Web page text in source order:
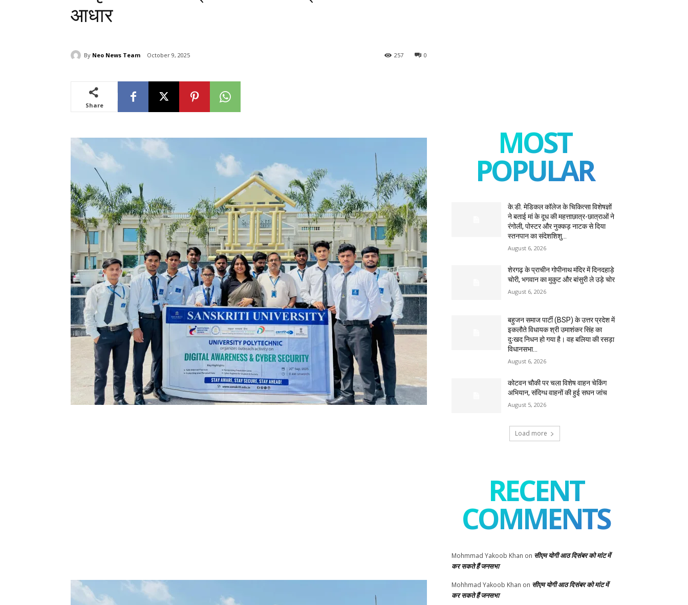
आधार
By Neo News Team October 9, 2025 0
257
Share
MOST
POPULAR
के.डी. मेडिकल कॉलेज के चिकित्सा विशेषज्ञों
ने बताई मां के दूध की महत्ताछात्र-छात्राओं ने
रंगोली, पोस्टर और नुक्कड़ नाटक से दिया
स्तनपान का संदेशशिशु...
August 6, 2026
शेरगढ़ के प्राचीन गोपीनाथ मंदिर में दिनदहाड़े
चोरी, भगवान का मुकुट और बांसुरी ले उड़े चोर
August 6, 2026
बहुजन समाज पार्टी (BSP) के उत्तर प्रदेश में
इकलौते विधायक श्री उमाशंकर सिंह का
दुःखद निधन हो गया है। वह बलिया की रसड़ा
विधानसभा...
August 6, 2026
कोटवन चौकी पर चला विशेष वाहन चेकिंग
अभियान, संदिग्ध वाहनों की हुई सघन जांच
August 5, 2026
Load more
RECENT
COMMENTS
Mohmmad Yakoob Khan on सीएम योगी आठ दिसंबर को मांट में
कर सकते हैं जनसभा
Mohhmad Yakoob Khan on सीएम योगी आठ दिसंबर को मांट में
कर सकते हैं जनसभा